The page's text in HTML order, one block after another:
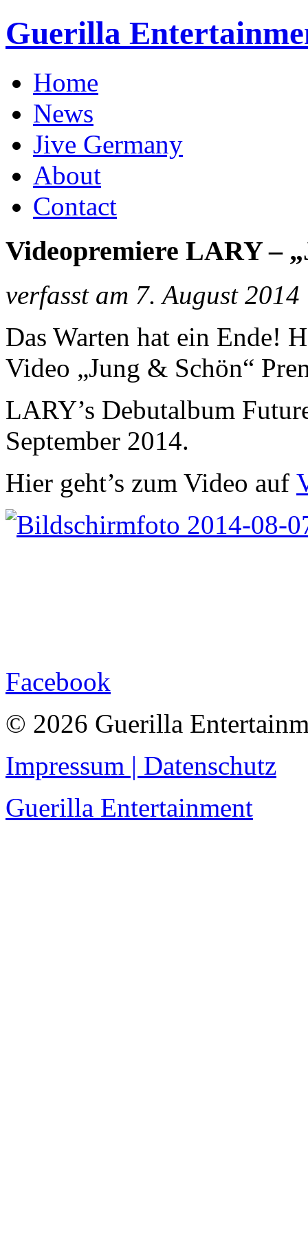
Guerilla
Home
News
Jive Germany
About
Contact
Videopremiere LARY –
verfasst am 7. August 2014
Das Warten hat ein Ende!
Video „Jung & Schön“
LARY’s Debutalbum
September 2014.
Hier geht’s zum Video auf
Facebook
© 2026 Guerilla
Impressum | Datenschutz
Guerilla Entertainment